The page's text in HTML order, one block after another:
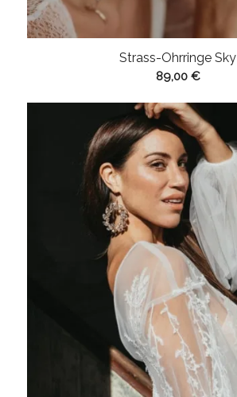
Strass-Ohrringe Sky
89,00 €